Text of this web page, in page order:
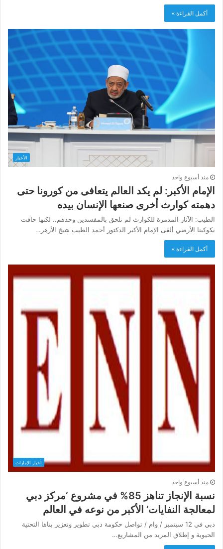
أكمل القراءة »
الأخبار
منذ أسبوع واحد
الإمام الأكبر: لم يكد العالم يتعافى من كورونا حتى
دهمته كوارث أخرى صنعها الإنسان بيده
الطيب: الآثار المدمرة للكوارث لم تلحق بالمفسدين وحدهم.. لكنها حاقت
بكوكبنا الأرضي ألقى الإمام الأكبر الدكتور أحمد الطيب شيخ الأزهر…
أكمل القراءة »
أخبار الإمارات
منذ أسبوع واحد
نسبة الإنجاز تناهز 85% في مشروع ‘مركز دبي
لمعالجة النفايات’ الأكبر من نوعه في العالم
دبي في 12 سبتمبر / وام / تواصل حكومة دبي تطوير وتعزيز بناها التحتية
الحيوية و إطلاق المزيد من المشاريع…